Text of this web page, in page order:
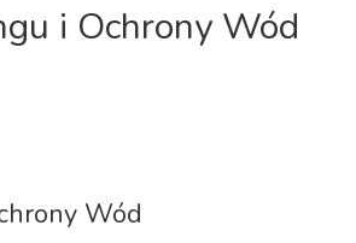
i Ochrony Wód
Wód